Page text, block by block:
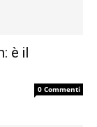
è il
0 Commenti